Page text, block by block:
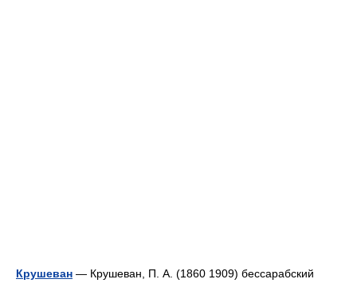
Крушеван — Крушеван, П. А. (1860 1909) бессарабский